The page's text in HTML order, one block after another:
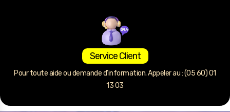
Service Client
Pour toute aide ou demande d’information. Appeler au : (05 60) 01
13 03